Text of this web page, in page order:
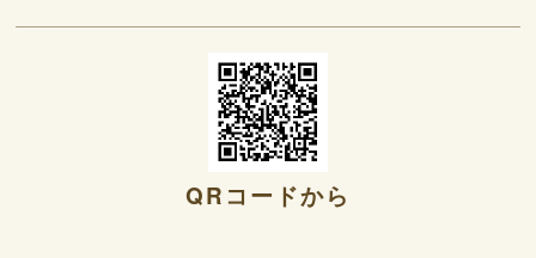
QRコードから